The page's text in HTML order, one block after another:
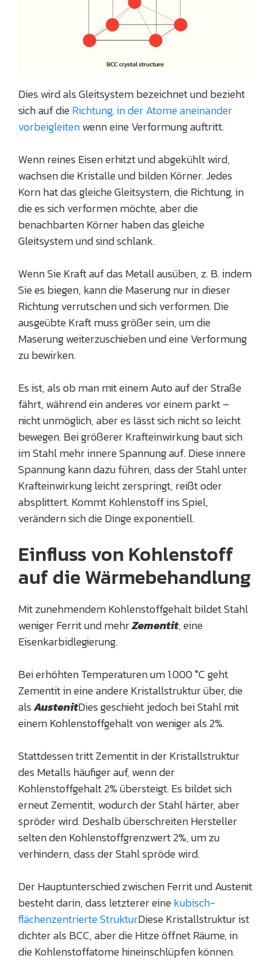
Dies wird als Gleitsystem bezeichnet und bezieht
sich auf dieRichtung, in der Atome aneinander
vorbeigleitenwenn eine Verformung auftritt.
Wenn reines Eisen erhitzt und abgekühlt wird,
wachsen die Kristalle und bilden Körner. Jedes
Korn hat das gleiche Gleitsystem, die Richtung, in
die es sich verformen möchte, aber die
benachbarten Körner haben das gleiche
Gleitsystem und sind schlank.
Wenn Sie Kraft auf das Metall ausüben, z. B. indem
Sie es biegen, kann die Maserung nur in dieser
Richtung verrutschen und sich verformen. Die
ausgeübte Kraft muss größer sein, um die
Maserung weiterzuschieben und eine Verformung
zu bewirken.
Es ist, als ob man mit einem Auto auf der Straße
fährt, während ein anderes vor einem parkt –
nicht unmöglich, aber es lässt sich nicht so leicht
bewegen. Bei größerer Krafteinwirkung baut sich
im Stahl mehr innere Spannung auf. Diese innere
Spannung kann dazu führen, dass der Stahl unter
Krafteinwirkung leicht zerspringt, reißt oder
absplittert. Kommt Kohlenstoff ins Spiel,
verändern sich die Dinge exponentiell.
Einfluss von Kohlenstoff
auf die Wärmebehandlung
Mit zunehmendem Kohlenstoffgehalt bildet Stahl
weniger Ferrit und mehrZementit, eine
Eisenkarbidlegierung.
Bei erhöhten Temperaturen um 1.000 °C geht
Zementit in eine andere Kristallstruktur über, die
alsAustenitDies geschieht jedoch bei Stahl mit
einem Kohlenstoffgehalt von weniger als 2%.
Stattdessen tritt Zementit in der Kristallstruktur
des Metalls häufiger auf, wenn der
Kohlenstoffgehalt 2% übersteigt. Es bildet sich
erneut Zementit, wodurch der Stahl härter, aber
spröder wird. Deshalb überschreiten Hersteller
selten den Kohlenstoffgrenzwert 2%, um zu
verhindern, dass der Stahl spröde wird.
Der Hauptunterschied zwischen Ferrit und Austenit
besteht darin, dass letzterer einekubisch-
flächenzentrierte StrukturDiese Kristallstruktur ist
dichter als BCC, aber die Hitze öffnet Räume, in
die Kohlenstoffatome hineinschlüpfen können.